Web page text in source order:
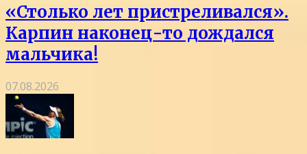
«Столько лет пристреливался».
Карпин наконец-то дождался
мальчика!
07.08.2026